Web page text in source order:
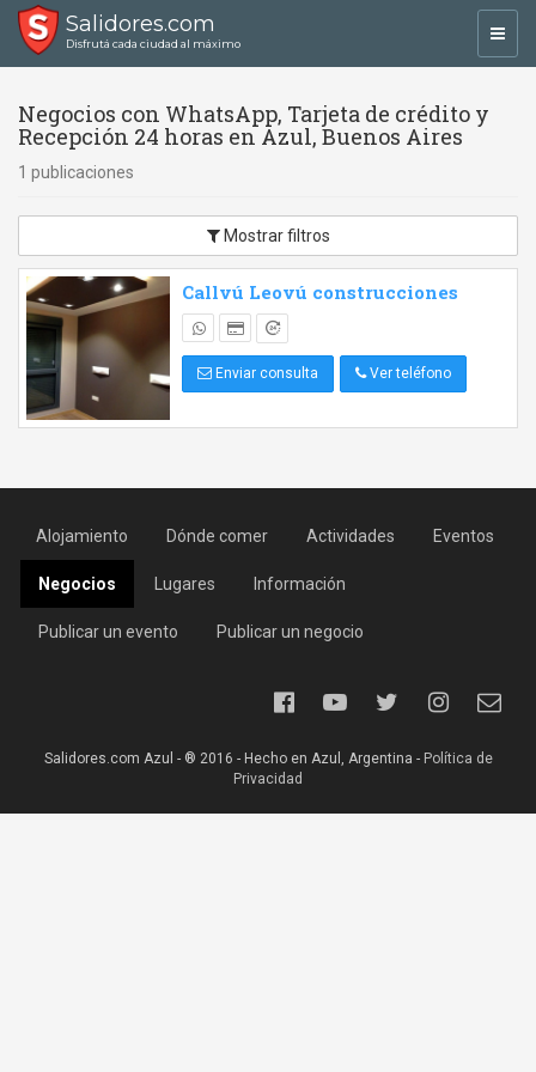
Salidores.com
Disfrutá cada ciudad al máximo
Negocios con WhatsApp, Tarjeta de crédito y
Recepción 24 horas en Azul, Buenos Aires
1 publicaciones
Mostrar filtros
Callvú Leovú construcciones
Enviar consulta Ver teléfono
Alojamiento Dónde comer Actividades Eventos
Negocios Lugares Información
Publicar un evento Publicar un negocio
Salidores.com Azul - ® 2016 - Hecho en Azul, Argentina - Política de
Privacidad